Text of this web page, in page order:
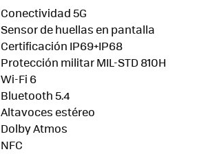
Conectividad 5G
Sensor de huellas en pantalla
Certificación IP69+IP68
Protección militar MIL-STD 810H
Wi-Fi 6
Bluetooth 5.4
Altavoces estéreo
Dolby Atmos
NFC